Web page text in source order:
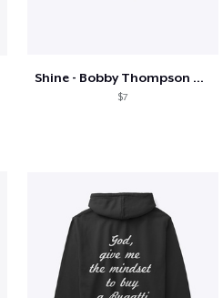
Shine - Bobby Thompson Band Merch
$7